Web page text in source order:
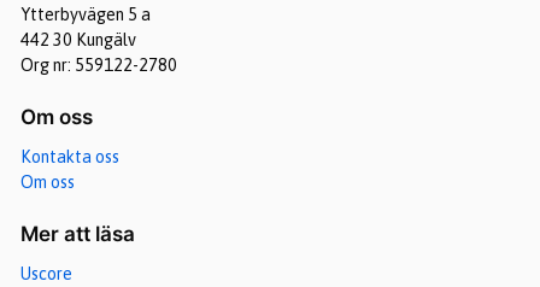
Ytterbyvägen 5 a
442 30 Kungälv
Org nr: 559122-2780
Om oss
Kontakta oss
Om oss
Mer att läsa
Uscore